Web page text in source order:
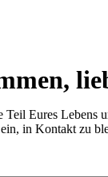
Eures Lebens
in Kontakt zu